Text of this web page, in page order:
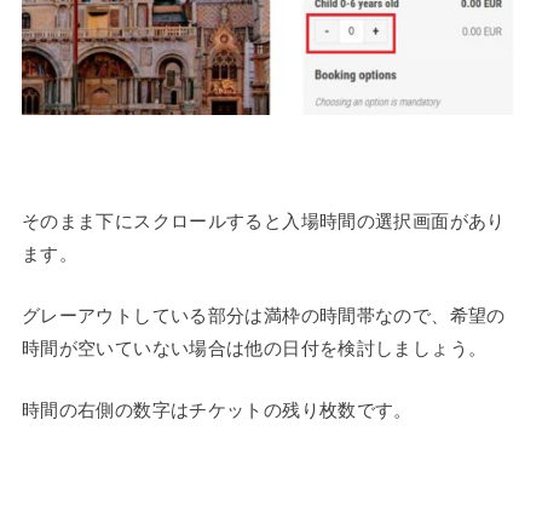
そのまま下にスクロールすると入場時間の選択画面があり
ます。
グレーアウトしている部分は満枠の時間帯なので、希望の
時間が空いていない場合は他の日付を検討しましょう。
時間の右側の数字はチケットの残り枚数です。